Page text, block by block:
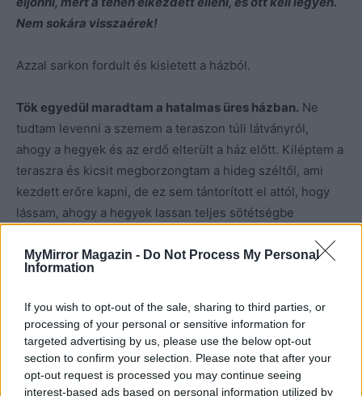
MyMirror Magazin - Do Not Process My Personal
Information
If you wish to opt-out of the sale, sharing to third parties, or
processing of your personal or sensitive information for
targeted advertising by us, please use the below opt-out
section to confirm your selection. Please note that after your
opt-out request is processed you may continue seeing
interest-based ads based on personal information utilized by
Nem sokára visszaérek!
Azzal sarkon fordult és kisietett a házból.
Tök egyedül maradtam a hatalmas üres házban. Ne
tudtam levenni a szemem a teraszon túli látványról,
ahogy a hegyek és az erdő elterült a ház előtt. Kiléptem a
teraszra és kicsit megborzongtam a hideg széltől, ami
kezdett erőre kapni, de ez sem tántorított el attól, hogy
lássam, ahogy a hegyek lassan teljes sötétségbe
messze elkerülve felmentem a hatalmas fa lépcsősoron,
ami az emeletre vezetett.
A nappaliból felpillantva látni lehetett a fenti emelet
folyosóját, és az onnan nyíló szobák ajtajait. Összesen
négy szobát számoltam, kettőhöz hatalmas kádas
fürdőszoba is tartozott, kettőhöz apró zuhanyzós.